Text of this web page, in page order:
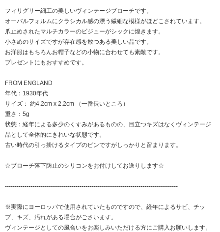
フィリグリー細工の美しいヴィンテージブローチです。
オーバルフォルムにクラシカル感の漂う繊細な模様がほどこされています。
爪止めされたマルチカラーのビジューがシックに煌きます。
小さめのサイズですが存在感を放つある美しい品です。
お洋服はもちろんお帽子などの小物に合わせても素敵です。
プレゼントにもおすすめです。
FROM ENGLAND
年代：1930年代
サイズ： 約4.2cm x 2.2cm （一番長いところ）
重さ：5g
状態：経年による多少のくすみがあるものの、目立つキズはなくヴィンテージ
品として全体的にきれいな状態です。
古い時代の引っ掛けるタイプのピンですがしっかりと留まります。
☆ブローチ落下防止のシリコンをお付けしてお送りします☆
----------------------------------------------------------------------------------------
※実際にヨーロッパで使用されていたものですので、経年によるサビ、チッ
プ、キズ、汚れがある場合がごさいます。
ヴィンテージとしての風合いをお楽しみいただける方にご購入お願いします。